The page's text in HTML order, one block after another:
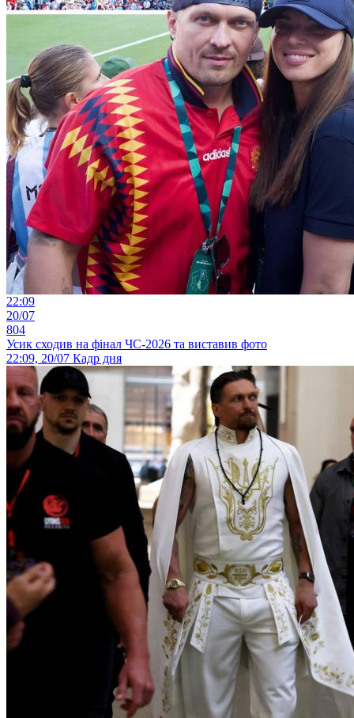
22:09
20/07
804
Усик сходив на фінал ЧС-2026 та виставив фото
22:09, 20/07 Кадр дня